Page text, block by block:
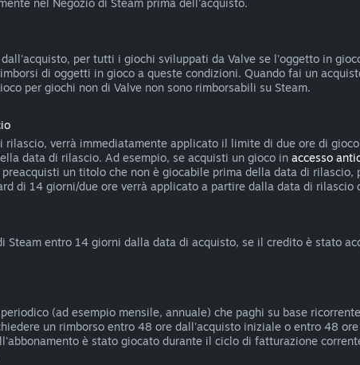
nel Negozio di Steam prima dell'acquisto.
per tutti i giochi sviluppati da Valve se l'oggetto in
di oggetti in gioco a queste condizioni. Quando fai un
per giochi non di Valve non sono rimborsabili su Steam.
verrà immediatamente applicato il limite di due ore di
data di rilascio. Ad esempio, se acquisti un gioco in accesso
un titolo che non è giocabile prima della data di
di 14 giorni/due ore verrà applicato a partire dalla data di rilascio
Steam entro 14 giorni dalla data di acquisto, se il credito è stato
(ad esempio mensile, annuale) che paghi su base
un rimborso entro 48 ore dall'acquisto iniziale o entro 48
è stato giocato durante il ciclo di fatturazione